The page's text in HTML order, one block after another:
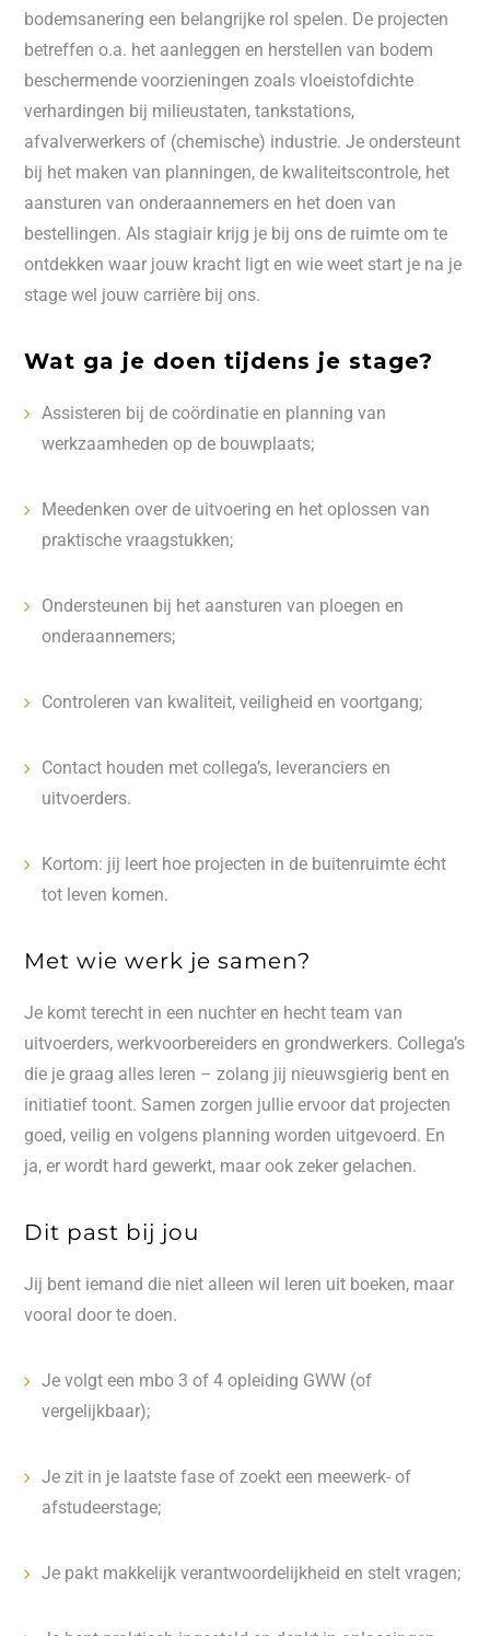
bodemsanering een belangrijke rol spelen. De projecten
betreffen o.a. het aanleggen en herstellen van bodem
beschermende voorzieningen zoals vloeistofdichte
verhardingen bij milieustaten, tankstations,
afvalverwerkers of (chemische) industrie. Je ondersteunt
bij het maken van planningen, de kwaliteitscontrole, het
aansturen van onderaannemers en het doen van
bestellingen. Als stagiair krijg je bij ons de ruimte om te
ontdekken waar jouw kracht ligt en wie weet start je na je
stage wel jouw carrière bij ons.
Wat ga je doen tijdens je stage?
Assisteren bij de coördinatie en planning van
werkzaamheden op de bouwplaats;
Meedenken over de uitvoering en het oplossen van
praktische vraagstukken;
Ondersteunen bij het aansturen van ploegen en
onderaannemers;
Controleren van kwaliteit, veiligheid en voortgang;
Contact houden met collega’s, leveranciers en
uitvoerders.
Kortom: jij leert hoe projecten in de buitenruimte écht
tot leven komen.
Met wie werk je samen?
Je komt terecht in een nuchter en hecht team van
uitvoerders, werkvoorbereiders en grondwerkers. Collega’s
die je graag alles leren – zolang jij nieuwsgierig bent en
initiatief toont. Samen zorgen jullie ervoor dat projecten
goed, veilig en volgens planning worden uitgevoerd. En
ja, er wordt hard gewerkt, maar ook zeker gelachen.
Dit past bij jou
Jij bent iemand die niet alleen wil leren uit boeken, maar
vooral door te doen.
Je volgt een mbo 3 of 4 opleiding GWW (of
vergelijkbaar);
Je zit in je laatste fase of zoekt een meewerk- of
afstudeerstage;
Je pakt makkelijk verantwoordelijkheid en stelt vragen;